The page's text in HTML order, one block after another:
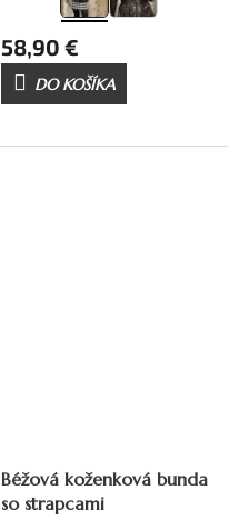
58,90 €
DO KOŠÍKA
Béžová koženková bunda
so strapcami